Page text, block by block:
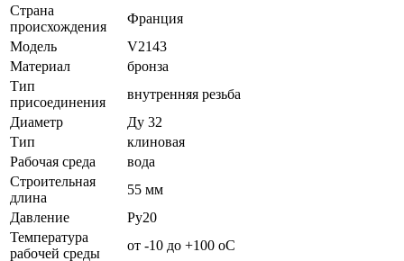
Страна
происхождения
Франция
Модель
V2143
Материал
бронза
Тип
присоединения
внутренняя резьба
Диаметр
Ду 32
Тип
клиновая
Рабочая среда
вода
Строительная
длина
55 мм
Давление
Ру20
Температура
рабочей среды
от -10 до +100 oC